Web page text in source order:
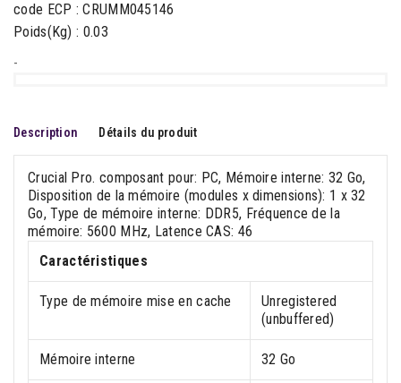
code ECP : CRUMM045146
Poids(Kg) : 0.03
-
Description Détails du produit
Crucial Pro. composant pour: PC, Mémoire interne: 32 Go,
Disposition de la mémoire (modules x dimensions): 1 x 32
Go, Type de mémoire interne: DDR5, Fréquence de la
mémoire: 5600 MHz, Latence CAS: 46
Caractéristiques
Type de mémoire mise en cache
Unregistered
(unbuffered)
Mémoire interne 32 Go